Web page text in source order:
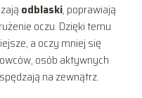
odblaski, poprawiają
oczu. Dzięki temu
a oczy mniej się
osób aktywnych
na zewnątrz.